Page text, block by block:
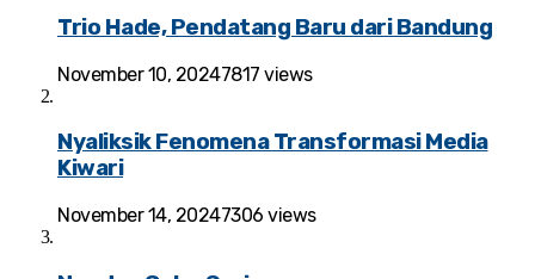
Trio Hade, Pendatang Baru dari Bandung
November 10, 20247817 views
Nyaliksik Fenomena Transformasi Media
Kiwari
November 14, 20247306 views